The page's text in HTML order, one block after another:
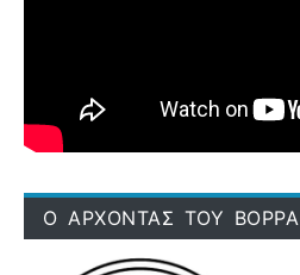
Ο ΑΡΧΟΝΤΑΣ ΤΟΥ ΒΟΡΡΑ